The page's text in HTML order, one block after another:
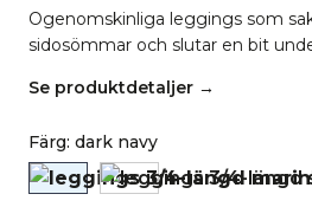
Ogenomskinliga leggings som
sidosömmar och slutar en bit
Se produktdetaljer →
Färg: dark navy